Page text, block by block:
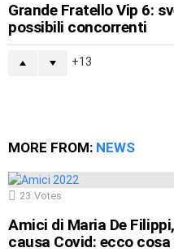
Grande Fratello Vip 6:
possibili concorrenti
13
MORE FROM: NEWS
23 Votes
Amici di Maria De
causa Covid: ecco